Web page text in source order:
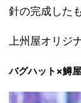
針の完成した
上州屋オリジ
バグハット×鱒